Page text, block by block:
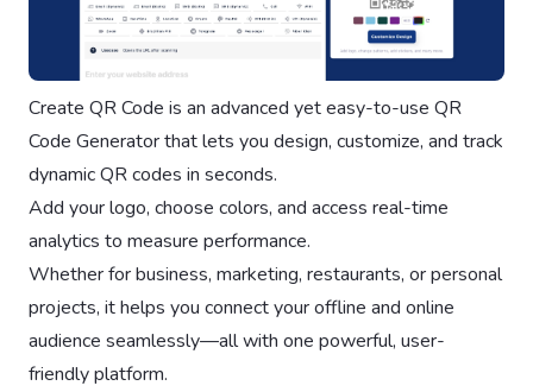
Create QR Code is an advanced yet easy-to-use QR
Code Generator that lets you design, customize, and track
dynamic QR codes in seconds.
Add your logo, choose colors, and access real-time
analytics to measure performance.
Whether for business, marketing, restaurants, or personal
projects, it helps you connect your offline and online
audience seamlessly—all with one powerful, user-
friendly platform.